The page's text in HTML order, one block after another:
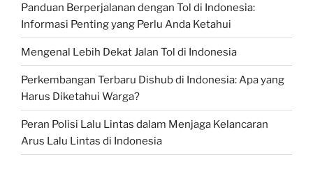
Panduan Berperjalanan dengan Tol di Indonesia:
Informasi Penting yang Perlu Anda Ketahui
Mengenal Lebih Dekat Jalan Tol di Indonesia
Perkembangan Terbaru Dishub di Indonesia: Apa yang
Harus Diketahui Warga?
Peran Polisi Lalu Lintas dalam Menjaga Kelancaran
Arus Lalu Lintas di Indonesia